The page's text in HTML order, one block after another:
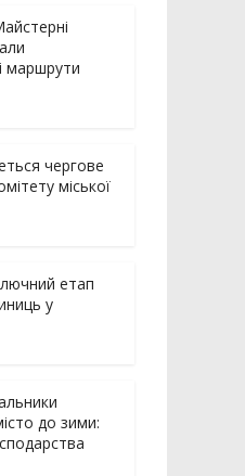
маршрути
чергове
міської
етап
у
до зими: